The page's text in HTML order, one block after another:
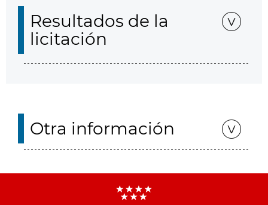
Resultados de la
licitación
Otra información